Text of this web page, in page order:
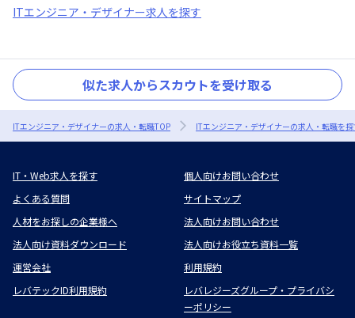
ITエンジニア・デザイナー求人を探す
似た求人からスカウトを受け取る
ITエンジニア・デザイナーの求人・転職TOP ITエンジニア・デザイナーの求人・転職を
IT・Web求人を探す
個人向けお問い合わせ
よくある質問
サイトマップ
人材をお探しの企業様へ
法人向けお問い合わせ
法人向け資料ダウンロード
法人向けお役立ち資料一覧
運営会社
利用規約
レバテックID利用規約
レバレジーズグループ・プライバシ
ーポリシー